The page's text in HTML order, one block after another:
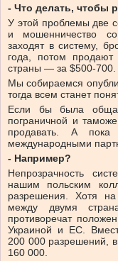
- Что делать, чтобы
У этой проблемы две
и мошенничество со
заходят в систему,
года, потом
страны — за $500-700.
Мы собираемся
тогда всем станет
Если бы была
пограничной и
продавать. А
международными
- Например?
Непрозрачность
нашим польским
разрешения. Хотя
между двумя
противоречат
Украиной и ЕС.
200 000 разрешений,
160 000.